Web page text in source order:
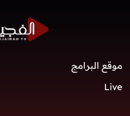
موقع البرامج
Live